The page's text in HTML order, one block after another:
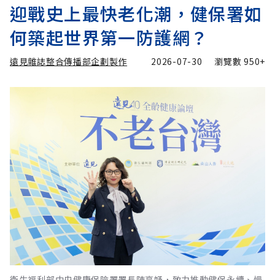
迎戰史上最快老化潮，健保署如
何築起世界第一防護網？
遠見雜誌整合傳播部企劃製作 2026-07-30 瀏覽數950+